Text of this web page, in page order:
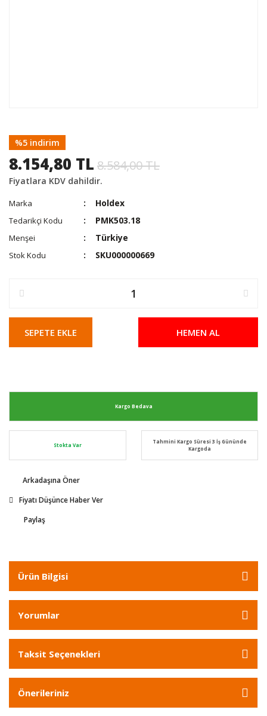
%5 indirim
8.154,80 TL 8.584,00 TL
Fiyatlara KDV dahildir.
Marka Holdex
Tedarikçi Kodu PMK503.18
Menşei Türkiye
Stok Kodu SKU000000669
SEPETE EKLE HEMEN AL
Kargo Bedava
Stokta Var
Tahmini Kargo Süresi 3 İş Gününde
Kargoda
Arkadaşına Öner
Fiyatı Düşünce Haber Ver
Paylaş
Ürün Bilgisi
Yorumlar
Taksit Seçenekleri
Önerileriniz